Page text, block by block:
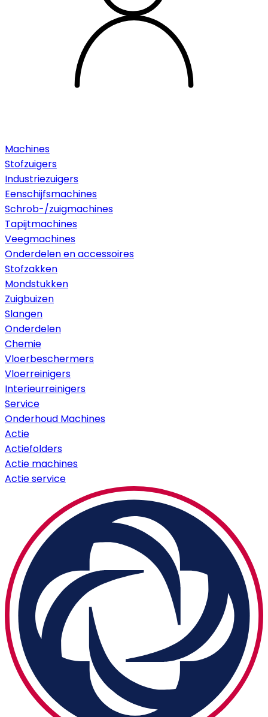
Machines
Stofzuigers
Industriezuigers
Eenschijfsmachines
Schrob-/zuigmachines
Tapijtmachines
Veegmachines
Onderdelen en accessoires
Stofzakken
Mondstukken
Zuigbuizen
Slangen
Onderdelen
Chemie
Vloerbeschermers
Vloerreinigers
Interieurreinigers
Service
Onderhoud Machines
Actie
Actiefolders
Actie machines
Actie service